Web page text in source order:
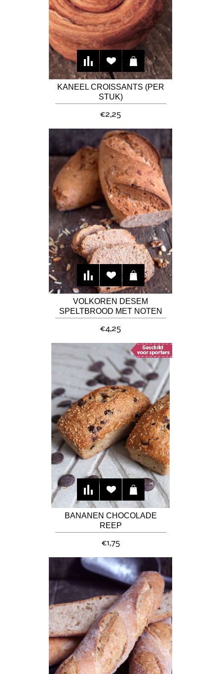
KANEEL CROISSANTS (PER
STUK)
€2,25
VOLKOREN DESEM
SPELTBROOD MET NOTEN
€4,25
BANANEN CHOCOLADE
REEP
€1,75